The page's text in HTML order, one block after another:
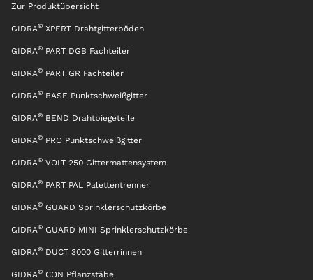
Zur Produktübersicht
GIDRA® XPERT Drahtgitterböden
GIDRA® PART DGB Fachteiler
GIDRA® PART GR Fachteiler
GIDRA® BASE Punktschweißgitter
GIDRA® BEND Drahtbiegeteile
GIDRA® PRO Punktschweißgitter
GIDRA® VOLT 250 Gittermattensystem
GIDRA® PART PAL Palettentrenner
GIDRA® GUARD Sprinklerschutzkörbe
GIDRA® GUARD MINI Sprinklerschutzkörbe
GIDRA® DUCT 3000 Gitterrinnen
GIDRA® CON Pflanzstäbe